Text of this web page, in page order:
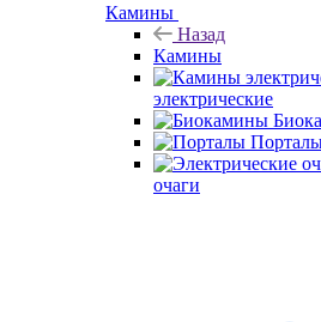
Камины
Назад
Камины
электрические
очаги